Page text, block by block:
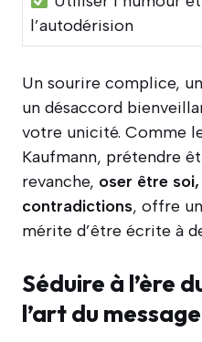
l’autodérision
Un sourire complice,
un désaccord
votre unicité. Comme
Kaufmann, prétendre
revanche, oser être
contradictions, offre
mérite d’être écrite à
Séduire à l’ère
l’art du